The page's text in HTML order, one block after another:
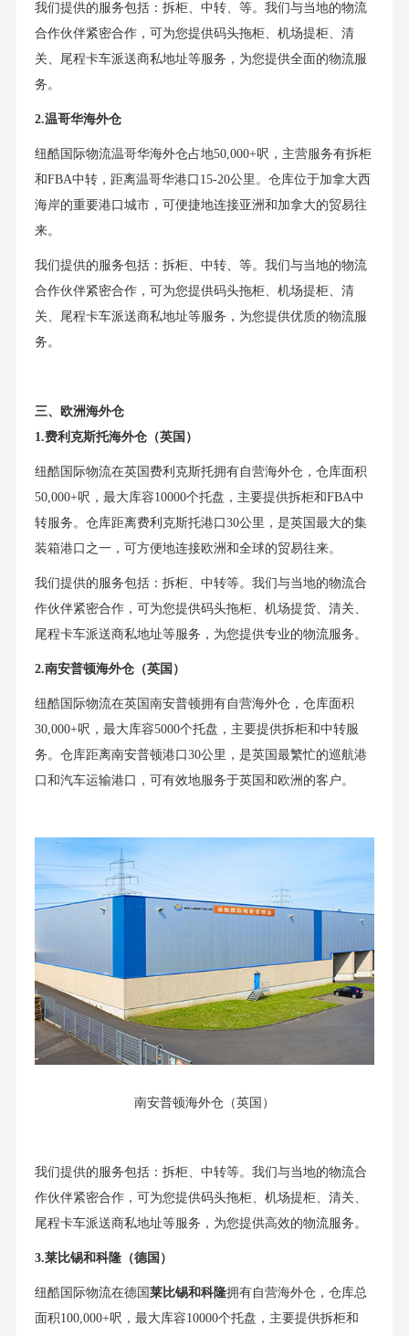
我们提供的服务包括：拆柜、中转、等。我们与当地的物流
合作伙伴紧密合作，可为您提供码头拖柜、机场提柜、清
关、尾程卡车派送商私地址等服务，为您提供全面的物流服
务。
2.温哥华海外仓
纽酷国际物流温哥华海外仓占地50,000+呎，主营服务有拆柜
和FBA中转，距离温哥华港口15-20公里。仓库位于加拿大西
海岸的重要港口城市，可便捷地连接亚洲和加拿大的贸易往
来。
我们提供的服务包括：拆柜、中转、等。我们与当地的物流
合作伙伴紧密合作，可为您提供码头拖柜、机场提柜、清
关、尾程卡车派送商私地址等服务，为您提供优质的物流服
务。
三、欧洲海外仓
1.费利克斯托海外仓（英国）
纽酷国际物流在英国费利克斯托拥有自营海外仓，仓库面积
50,000+呎，最大库容10000个托盘，主要提供拆柜和FBA中
转服务。仓库距离费利克斯托港口30公里，是英国最大的集
装箱港口之一，可方便地连接欧洲和全球的贸易往来。
我们提供的服务包括：拆柜、中转等。我们与当地的物流合
作伙伴紧密合作，可为您提供码头拖柜、机场提货、清关、
尾程卡车派送商私地址等服务，为您提供专业的物流服务。
2.南安普顿海外仓（英国）
纽酷国际物流在英国南安普顿拥有自营海外仓，仓库面积
30,000+呎，最大库容5000个托盘，主要提供拆柜和中转服
务。仓库距离南安普顿港口30公里，是英国最繁忙的巡航港
口和汽车运输港口，可有效地服务于英国和欧洲的客户。
南安普顿海外仓（英国）
我们提供的服务包括：拆柜、中转等。我们与当地的物流合
作伙伴紧密合作，可为您提供码头拖柜、机场提柜、清关、
尾程卡车派送商私地址等服务，为您提供高效的物流服务。
3.莱比锡和科隆（德国）
纽酷国际物流在德国 莱比锡和科隆拥有自营海外仓，仓库总
面积100,000+呎，最大库容10000个托盘，主要提供拆柜和